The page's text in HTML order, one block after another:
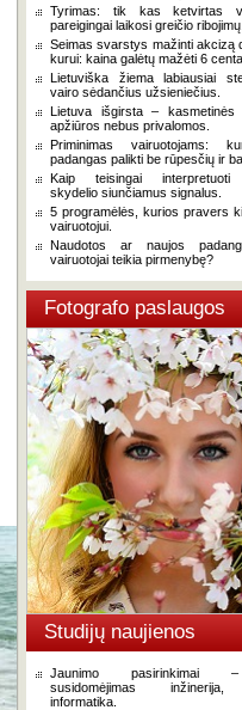
Tyrimas: tik kas ketvirtas
pareigingai laikosi greičio ribojimų.
Seimas svarstys mažinti akcizą
kurui: kaina galėtų mažėti 6
Lietuviška žiema labiausiai
vairo sėdančius užsieniečius.
Lietuva išgirsta – kasmetinės
apžiūros nebus privalomos.
Priminimas vairuotojams:
padangas palikti be rūpesčių ir
Kaip teisingai interpretuoti
skydelio siunčiamus signalus.
5 programėlės, kurios pravers
vairuotojui.
Naudotos ar naujos
vairuotojai teikia pirmenybę?
Fotografo paslaugos
Studijų naujienos
Jaunimo pasirinkimai
susidomėjimas
informatika.